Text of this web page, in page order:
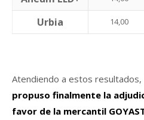
Urbia
14,00
Atendiendo a estos resultados,
propuso finalmente la
favor de la mercantil